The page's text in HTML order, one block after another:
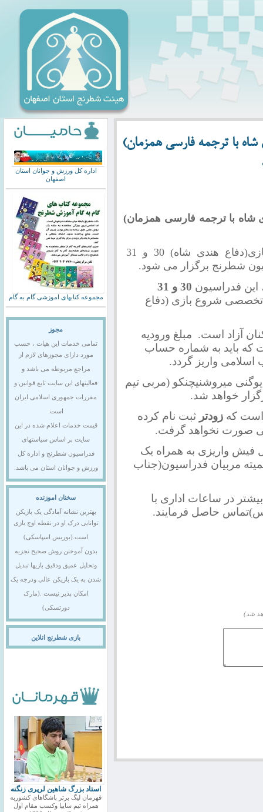
با ترجمه فارسی همزمان)
با ترجمه فارسی همزمان)
فدراسیون 30 و 31
تخصصی شروع بازی (دفاع
آزاد است. مبلغ ورودیه
1/000/000 ریال است که باید به شماره حساب
میروشنیچنکو (مربی تیم
خواهد شد.
است کهزودترثبت نام کرده
صورت نخواهد گرفت.
فیش واریزی به همراه یک
به کمیته مربیان فدراسیون(جناب
در ساعات اداری با
شد)
اداره کل ورزش و جوانان استان
اصفهان
مجموعه کتابهای اموزشی گام به گام
مجوز
تمامی خدمات این هیات ، حسب
مورد دارای مجوزهای لازم از
مراجع مربوطه می باشد و
فعالیتهای این سایت تابع قوانین و
مقررات جمهوری اسلامی ایران
است.
قیمت خدمات اعلام شده در این
سایت بر اساس سیاستهای
فدراسیون شطرنج و اداره کل
ورزش و جوانان استان می باشد.
سخنان اموزنده
بهترین نشانه آمادگی یک بازیکن
توانایی درک او در نقطه اوج بازی
است.(بوریس اسپاسکی)
بدون آموختن روش صحیح تجزیه
وتحلیل عمیق ودقیق بازیها تبدیل
شدن به یک بازیکن عالی ودرجه یک
امکان پذیر نیست .(مارک
دورتسکی)
بازی شطرنج انلاین
استاد بزرگ شاهین لرپری زنگنه
قهرمان لیگ برتر باشگاهای کشوربه
همراه تیم سایپا وکسب مقام اول